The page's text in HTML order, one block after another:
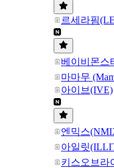
르세라핌
베이비몬스
마마무
아이브(IVE)
엔믹스
아일릿
키스오브라